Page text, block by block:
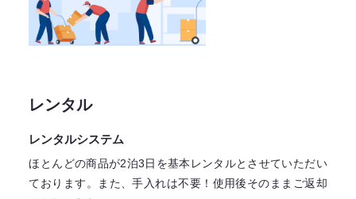
レンタル
レンタルシステム
ほとんどの商品が2泊3日を基本レンタルとさせていただい
ております。
また、手入れは不要！ 使用後そのままご返却